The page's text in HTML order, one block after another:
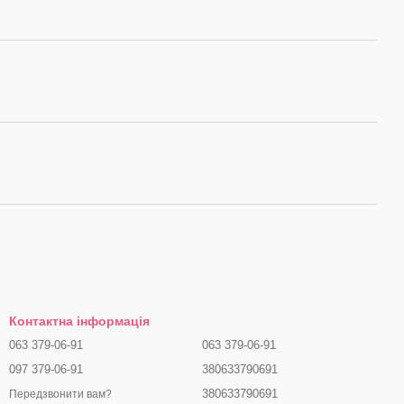
Контактна інформація
063 379-06-91
097 379-06-91
Передзвонити вам?
063 379-06-91
380633790691
380633790691